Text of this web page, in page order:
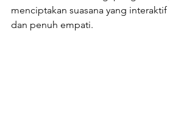
menciptakan suasana yang interaktif
dan penuh empati.